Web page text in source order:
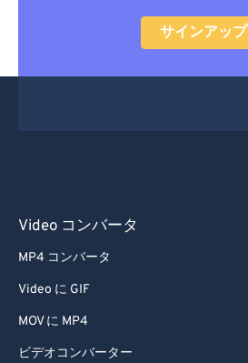
サインアップ
Video コンバータ
MP4 コンバータ
Video に GIF
MOV に MP4
ビデオコンバーター